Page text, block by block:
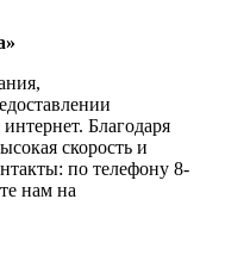
Благодаря
скорость и
по телефону 8-
нам на